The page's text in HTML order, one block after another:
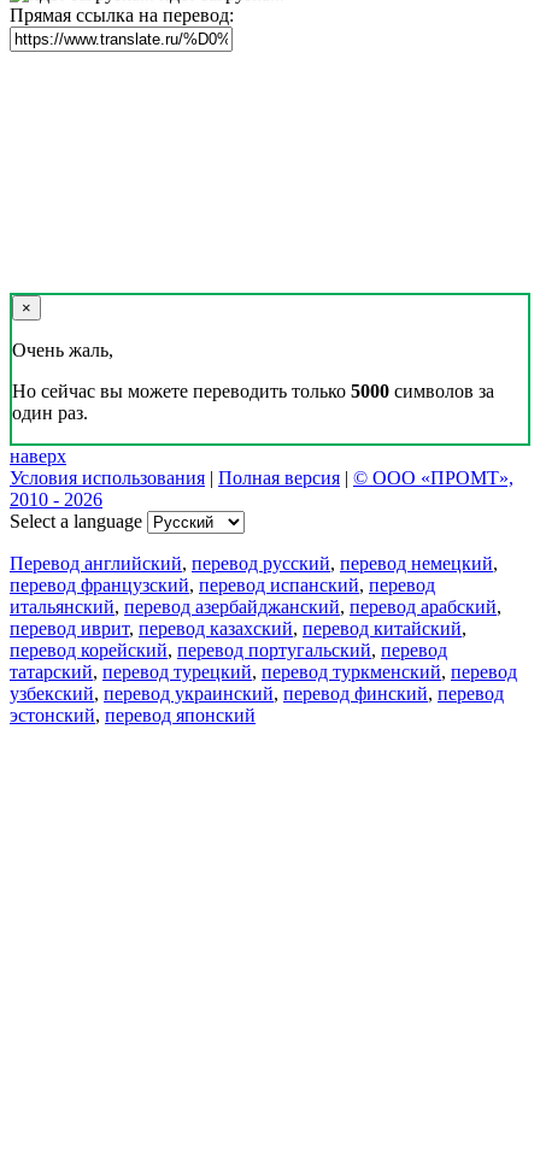
Прямая ссылка на перевод:
×
Очень жаль,
Но сейчас вы можете переводить только 5000 символов за
один раз.
наверх
Условия использования | Полная версия | © ООО «ПРОМТ»,
2010 - 2026
Select a language
Перевод английский, перевод русский, перевод немецкий,
перевод французский, перевод испанский, перевод
итальянский, перевод азербайджанский, перевод арабский,
перевод иврит, перевод казахский, перевод китайский,
перевод корейский, перевод португальский, перевод
татарский, перевод турецкий, перевод туркменский, перевод
узбекский, перевод украинский, перевод финский, перевод
эстонский, перевод японский